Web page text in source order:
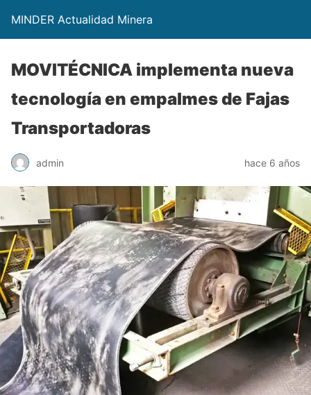
MINDER Actualidad Minera
MOVITÉCNICA implementa nueva
tecnología en empalmes de Fajas
Transportadoras
admin hace 6 años